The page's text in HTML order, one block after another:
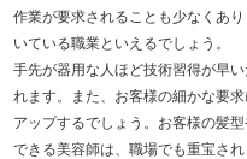
作業が要求されることも少なくあ
いている職業といえるでしょう。
手先が器用な人ほど技術習得が早
れます。また、お客様の細かな要
アップするでしょう。お客様の髪
できる美容師は、職場でも重宝され